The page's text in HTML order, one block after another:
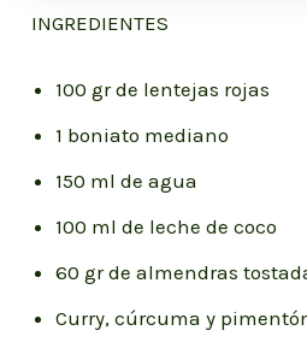
INGREDIENTES
100 gr de lentejas rojas
1 boniato mediano
150 ml de agua
100 ml de leche de coco
60 gr de almendras
Curry, cúrcuma y